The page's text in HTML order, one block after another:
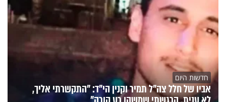
חדשות היום
אביו של חלל צה"ל תמיר וקנין הי"ד: "התקשרתי אליך,